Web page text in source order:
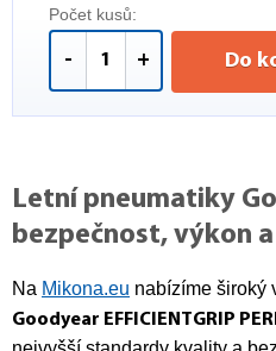
Počet kusů:
- + Do
Letní pneumatiky
bezpečnost, výkon
Na Mikona.eu nabízíme široký
Goodyear EFFICIENTGRIP